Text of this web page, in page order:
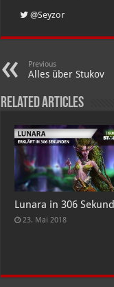
@Seyzor
Previous
Alles über Stukov
Related Articles
Lunara in 306
23. Mai 2018